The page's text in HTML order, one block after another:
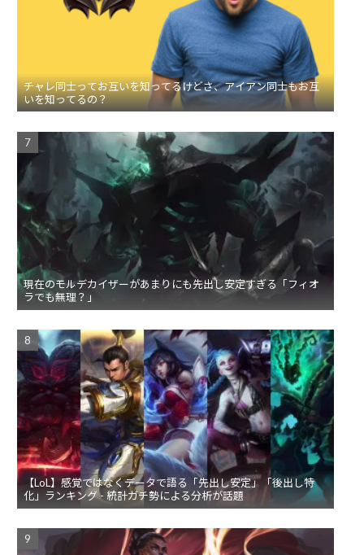
チャレ同士ってお互いを知ってるけどさ、アイアン同士もお互
いを知ってるの？
現在のモルデカイザーがあまりにも先出し安定すぎる「フィオ
ラでも無理？」
【LoL】感覚ではなくデータで語る「先出し安定」「後出し特
化」ランキング - 統計ガチ勢による分析が話題